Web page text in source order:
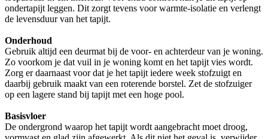
ondertapijt leggen. Dit zorgt tevens voor warmte-isolatie en verlengt
de levensduur van het tapijt.
Onderhoud
Gebruik altijd een deurmat bij de voor- en achterdeur van je woning.
Zo voorkom je dat vuil in je woning komt en het tapijt vies wordt.
Zorg er daarnaast voor dat je het tapijt iedere week stofzuigt en
daarbij gebruik maakt van een roterende borstel. Zet de stofzuiger
op een lagere stand bij tapijt met een hoge pool.
Basisvloer
De ondergrond waarop het tapijt wordt aangebracht moet droog,